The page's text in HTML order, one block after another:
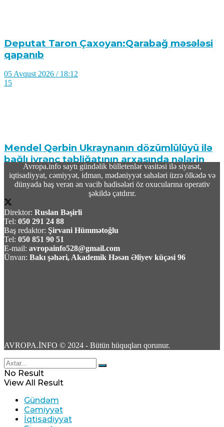
Deputat Taron Çaxoyan:Qarabağ məsələsi
qapanıb
05 Avqust 2026 / 18:12
15
Mendel Qərbin Ukraynanın dözümlülüyü ilə
bağlı iyrənc təbliğatının arxasında nələrin
dayandığını açıqladı
05 Avqust 2026 / 18:08
17
Nigar Fərhadın əri həbs edildi
Rosatom: Zaporojya Atom Elektrik
Stansiyasının 4 əməkdaşı yaralanıb
05 Avqust 2026 / 16:22
Avropa.info saytı gündəlik bülletenlər vasitəsi ilə siyasət,
iqtisadiyyat, cəmiyyət, idman, mədəniyyət sahələri üzrə ölkədə və
dünyada baş verən ən vacib hadisələri öz oxucularına operativ
şəkildə çatdırır.
Direktor: Ruslan Bəşirli
Tel: 050 291 24 88
Baş redaktor: Şirvani Hümmətoğlu
Tel: 050 851 90 51
E-mail: avropainfo528@gmail.com
Ünvan: Bakı şəhəri, Akademik Həsən Əliyev küçəsi 96
AVROPA.İNFO © 2024 - Bütün hüquqları qorunur.
No Result
View All Result
Gündəm
Cəmiyyət
İqtisadiyyat